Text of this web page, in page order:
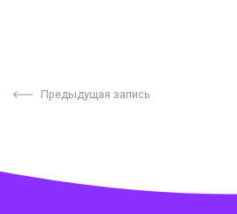
Предыдущая запись